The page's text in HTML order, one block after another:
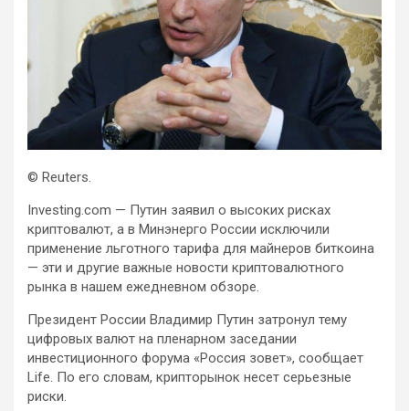
© Reuters.
Investing.com — Путин заявил о высоких рисках
криптовалют, а в Минэнерго России исключили
применение льготного тарифа для майнеров биткоина
— эти и другие важные новости криптовалютного
рынка в нашем ежедневном обзоре.
Президент России Владимир Путин затронул тему
цифровых валют на пленарном заседании
инвестиционного форума «Россия зовет», сообщает
Life. По его словам, крипторынок несет серьезные
риски.